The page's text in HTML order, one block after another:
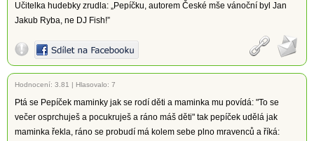
Učitelka hudebky zrudla: „Pepíčku, autorem České mše vánoční byl Jan
Jakub Ryba, ne DJ Fish!”
Hodnocení: 3.81 | Hlasovalo: 7
Ptá se Pepíček maminky jak se rodí děti a maminka mu povídá: "To se
večer osprchuješ a pocukruješ a ráno máš děti" tak pepíček udělá jak
maminka řekla, ráno se probudí má kolem sebe plno mravenců a říká: